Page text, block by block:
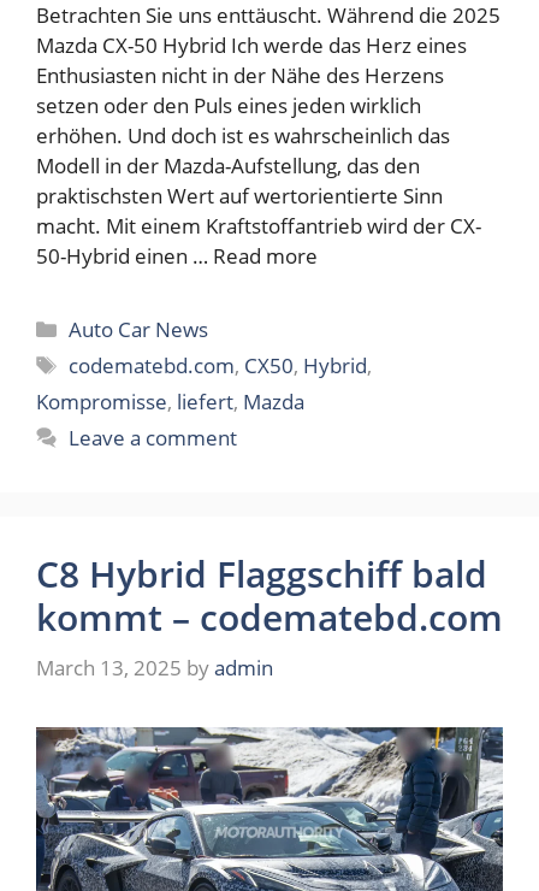
Betrachten Sie uns enttäuscht. Während die 2025
Mazda CX-50 Hybrid Ich werde das Herz eines
Enthusiasten nicht in der Nähe des Herzens
setzen oder den Puls eines jeden wirklich
erhöhen. Und doch ist es wahrscheinlich das
Modell in der Mazda-Aufstellung, das den
praktischsten Wert auf wertorientierte Sinn
macht. Mit einem Kraftstoffantrieb wird der CX-
50-Hybrid einen … Read more
Categories
Auto Car News
Tags
codematebd.com, CX50, Hybrid,
Kompromisse, liefert, Mazda
Leave a comment
C8 Hybrid Flaggschiff bald
kommt – codematebd.com
March 13, 2025 byadmin